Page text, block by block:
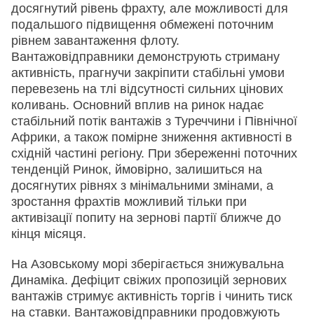
досягнутий рівень фрахту, але можливості для
подальшого підвищення обмежені поточним
рівнем завантаження флоту.
Вантажовідправники демонструють стриману
активність, прагнучи закріпити стабільні умови
перевезень на тлі відсутності сильних цінових
коливань. Основний вплив на ринок надає
стабільний потік вантажів з Туреччини і Північної
Африки, а також помірне зниження активності в
східній частині регіону. При збереженні поточних
тенденцій Ринок, ймовірно, залишиться на
досягнутих рівнях з мінімальними змінами, а
зростання фрахтів можливий тільки при
активізації попиту на зернові партії ближче до
кінця місяця.
На Азовському морі зберігається знижувальна
Динаміка. Дефіцит свіжих пропозицій зернових
вантажів стримує активність торгів і чинить тиск
на ставки. Вантажовідправники продовжують